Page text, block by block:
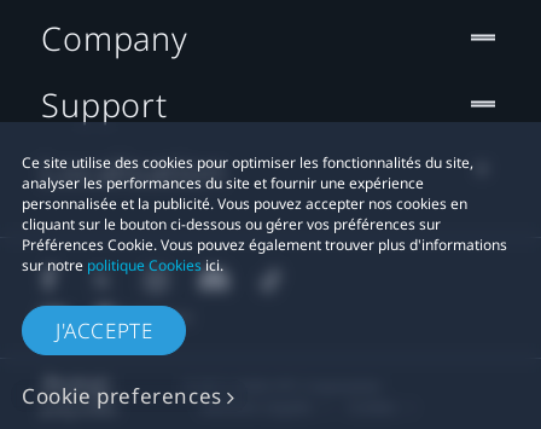
Ce site utilise des cookies pour optimiser les fonctionnalités du site,
analyser les performances du site et fournir une expérience
personnalisée et la publicité. Vous pouvez accepter nos cookies en
cliquant sur le bouton ci-dessous ou gérer vos préférences sur
Préférences Cookie. Vous pouvez également trouver plus d'informations
sur notre politique Cookiesici.
J'ACCEPTE
Cookie preferences
Company
Support
Localisation
Mentions Légales